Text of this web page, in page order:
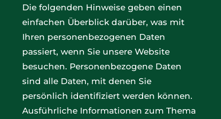
Die folgenden Hinweise geben einen
einfachen Überblick darüber, was mit
Ihren personenbezogenen Daten
passiert, wenn Sie unsere Website
besuchen. Personenbezogene Daten
sind alle Daten, mit denen Sie
persönlich identifiziert werden können.
Ausführliche Informationen zum Thema